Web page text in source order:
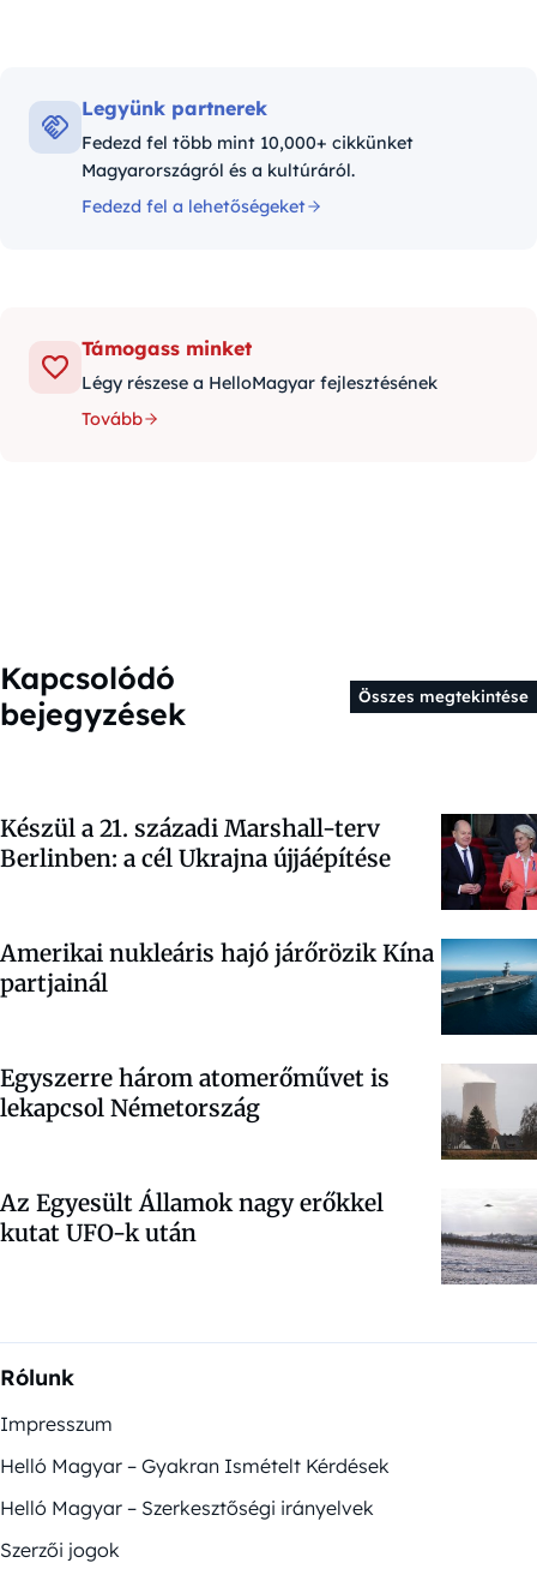
Legyünk partnerek
Fedezd fel több mint 10,000+ cikkünket
Magyarországról és a kultúráról.
Fedezd fel a lehetőségeket
Támogass minket
Légy részese a HelloMagyar fejlesztésének
Tovább
Kapcsolódó
bejegyzések
Összes megtekintése
Készül a 21. századi Marshall-terv
Berlinben: a cél Ukrajna újjáépítése
Amerikai nukleáris hajó járőrözik Kína
partjainál
Egyszerre három atomerőművet is
lekapcsol Németország
Az Egyesült Államok nagy erőkkel
kutat UFO-k után
Rólunk
Impresszum
Helló Magyar – Gyakran Ismételt Kérdések
Helló Magyar – Szerkesztőségi irányelvek
Szerzői jogok